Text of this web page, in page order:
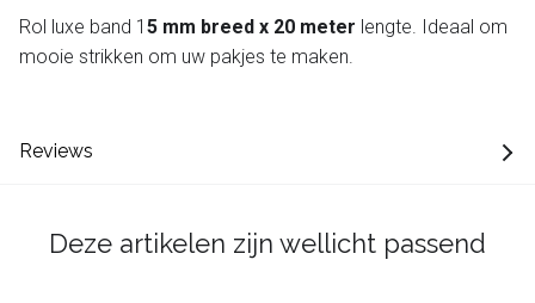
Rol luxe band 1 5 mm breed x 20 meter lengte. Ideaal om
mooie strikken om uw pakjes te maken.
Reviews
Deze artikelen zijn wellicht passend